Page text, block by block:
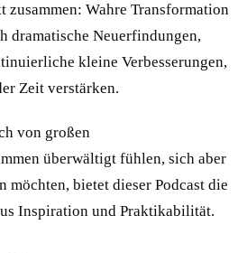
zusammen: Wahre Transformation
dramatische Neuerfindungen,
kleine Verbesserungen,
Zeit verstärken.
von großen
überwältigt fühlen, sich aber
möchten, bietet dieser Podcast die
Inspiration und Praktikabilität.